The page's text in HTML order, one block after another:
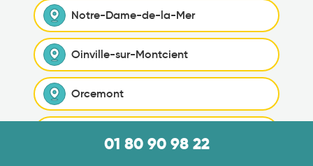
Notre-Dame-de-la-Mer
Oinville-sur-Montcient
Orcemont
01 80 90 98 22